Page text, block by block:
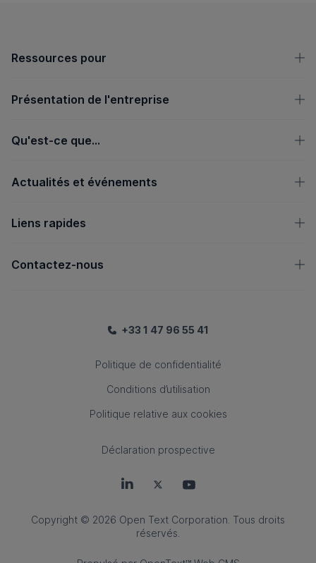
Pied de page OpenText
Ressources pour
Présentation de l'entreprise
Qu'est-ce que...
Actualités et événements
Liens rapides
Contactez-nous
+33 1 47 96 55 41
Politique de confidentialité
Conditions d’utilisation
Politique relative aux cookies
Déclaration prospective
OpenText sur LinkedIn
OpenText sur Twitter
Copyright © 2026 Open Text Corporation. Tous droits
réservés.